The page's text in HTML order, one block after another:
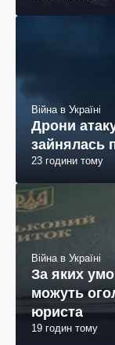
Війна в Україні
Дрони
зайнялась
23 години тому
Війна в Україні
За яких
можуть
юриста
19 годин тому